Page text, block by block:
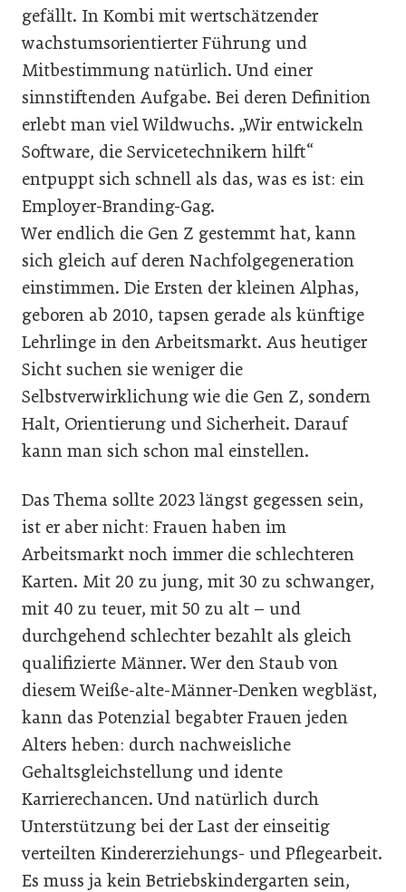
gefällt. In Kombi mit wertschätzender
wachstumsorientierter Führung und
Mitbestimmung natürlich. Und einer
sinnstiftenden Aufgabe. Bei deren Definition
erlebt man viel Wildwuchs. „Wir entwickeln
Software, die Servicetechnikern hilft“
entpuppt sich schnell als das, was es ist: ein
Employer-Branding-Gag.
Wer endlich die Gen Z gestemmt hat, kann
sich gleich auf deren Nachfolgegeneration
einstimmen. Die Ersten der kleinen Alphas,
geboren ab 2010, tapsen gerade als künftige
Lehrlinge in den Arbeitsmarkt. Aus heutiger
Sicht suchen sie weniger die
Selbstverwirklichung wie die Gen Z, sondern
Halt, Orientierung und Sicherheit. Darauf
kann man sich schon mal einstellen.
Das Thema sollte 2023 längst gegessen sein,
ist er aber nicht: Frauen haben im
Arbeitsmarkt noch immer die schlechteren
Karten. Mit 20 zu jung, mit 30 zu schwanger,
mit 40 zu teuer, mit 50 zu alt – und
durchgehend schlechter bezahlt als gleich
qualifizierte Männer. Wer den Staub von
diesem Weiße-alte-Männer-Denken wegbläst,
kann das Potenzial begabter Frauen jeden
Alters heben: durch nachweisliche
Gehaltsgleichstellung und idente
Karrierechancen. Und natürlich durch
Unterstützung bei der Last der einseitig
verteilten Kindererziehungs- und Pflegearbeit.
Es muss ja kein Betriebskindergarten sein,